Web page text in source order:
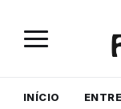
INÍCIO